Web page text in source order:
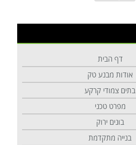
דף הבית
אודות מבנע טק
בתים צמודי קרקע
מפרט טכני
בונים ירוק
בנייה מתקדמת